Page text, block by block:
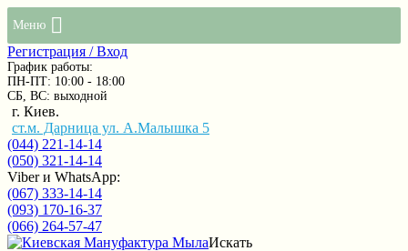
Меню
Регистрация / Вход
График работы:
ПН-ПТ: 10:00 - 18:00
СБ, ВС: выходной
г. Киев.
ст.м. Дарница ул. А.Малышка 5
(044) 221-14-14
(050) 321-14-14
Viber и WhatsApp:
(067) 333-14-14
(093) 170-16-37
(066) 264-57-47
Искать